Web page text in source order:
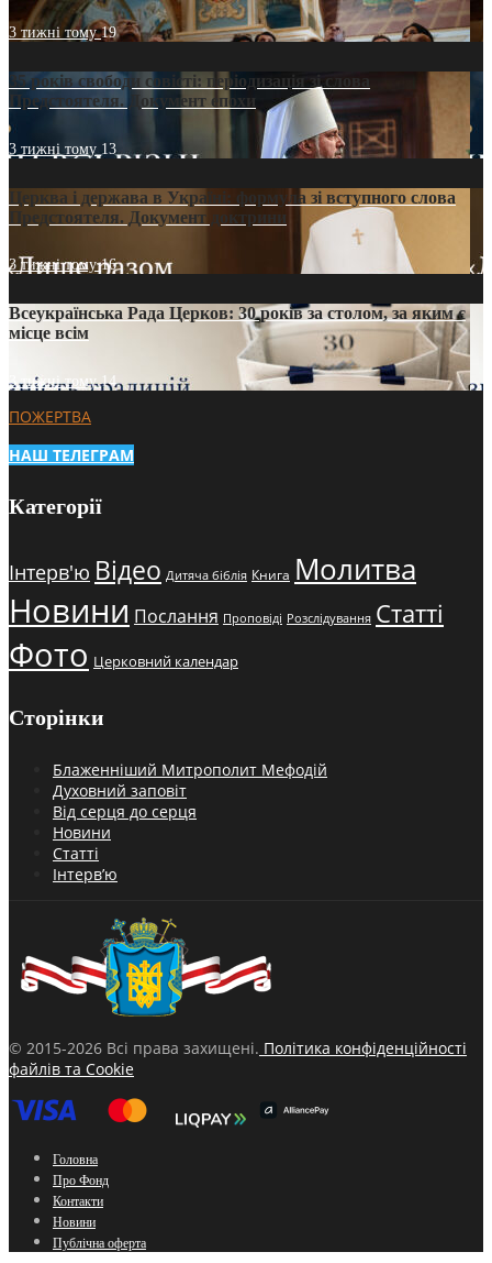
3 тижні тому19
35 років свободи совісті: періодизація зі слова
Предстоятеля. Документ епохи
3 тижні тому 13
Церква і держава в Україні: формула зі вступного слова
Предстоятеля. Документ доктрини
3 тижні тому16
Всеукраїнська Рада Церков: 30 років за столом, за яким є
місце всім
3 тижні тому14
ПОЖЕРТВА
НАШ ТЕЛЕГРАМ
Категорії
Інтерв'ю Відео Дитяча біблія Книга Молитва
Новини Послання Проповіді Розслідування Статті
Фото Церковний календар
Сторінки
Блаженніший Митрополит Мефодій
Духовний заповіт
Від серця до серця
Новини
Статті
Інтерв’ю
© 2015-2026 Всі права захищені. Політика конфіденційності
файлів та Cookie
Головна
Про Фонд
Контакти
Новини
Публічна оферта